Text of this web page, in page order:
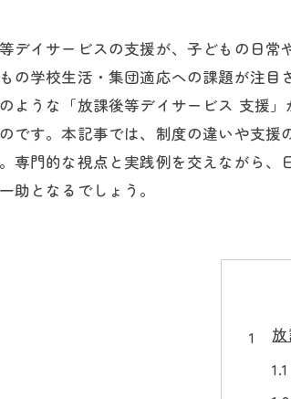
デイサービスの支援が、子どもの日
の学校生活・集団適応への課題が注
ような「放課後等デイサービス 支援
です。本記事では、制度の違いや支
専門的な視点と実践例を交えながら
助となるでしょう。